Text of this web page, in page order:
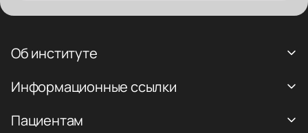
Об институте
Информационные ссылки
Пациентам